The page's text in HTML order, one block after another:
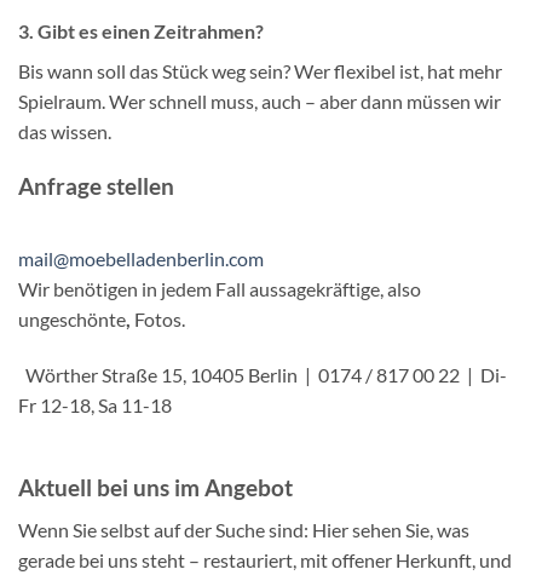
3. Gibt es einen Zeitrahmen?
Bis wann soll das Stück weg sein? Wer flexibel ist, hat mehr
Spielraum. Wer schnell muss, auch – aber dann müssen wir
das wissen.
Anfrage stellen
mail@moebelladenberlin.com
Wir benötigen in jedem Fall aussagekräftige, also
ungeschönte Fotos.
Wörther Straße 15, 10405 Berlin | 0174 / 817 00 22 | Di-
Fr 12-18, Sa 11-18
Aktuell bei uns im Angebot
Wenn Sie selbst auf der Suche sind: Hier sehen Sie, was
gerade bei uns steht – restauriert, mit offener Herkunft, und